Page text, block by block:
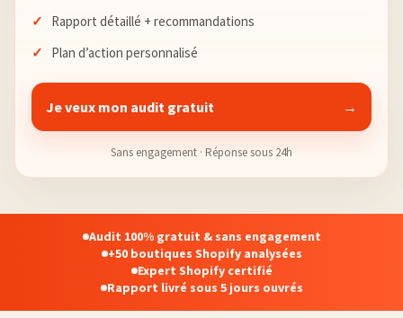
Rapport détaillé + recommandations
Plan d’action personnalisé
Je veux mon audit gratuit →
Sans engagement · Réponse sous 24h
Audit 100% gratuit & sans engagement
+50 boutiques Shopify analysées
Expert Shopify certifié
Rapport livré sous 5 jours ouvrés